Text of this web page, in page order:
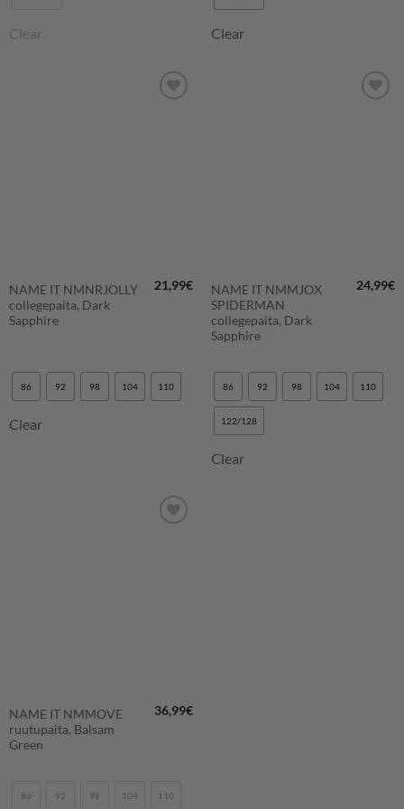
Clear Clear
NAME IT NMNRJOLLY
collegepaita, Dark
Sapphire
21,99€
86 92 98 104 110
Clear
NAME IT NMMJOX
SPIDERMAN
collegepaita, Dark
Sapphire
24,99€
86 92 98 104 110
122/128
Clear
NAME IT NMMOVE
ruutupaita, Balsam
Green
36,99€
86 92 98 104 110